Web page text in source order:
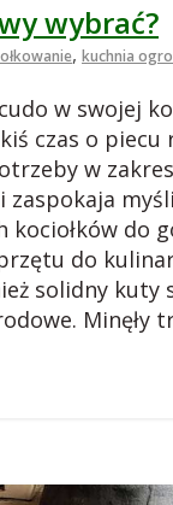
wybrać?
, kuchnia
w swojej
czas o
w
zaspokaja
kociołków do
do
solidny kuty
Minęły